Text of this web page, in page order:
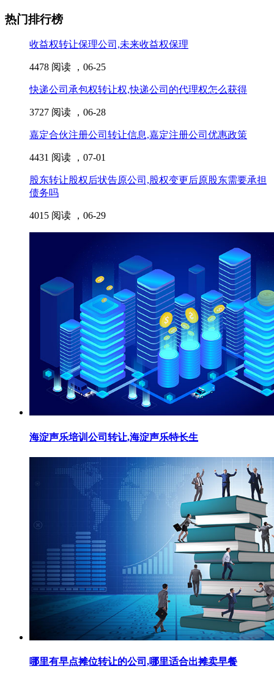
热门排行榜
收益权转让保理公司,未来收益权保理
4478 阅读 ， 06-25
快递公司承包权转让权,快递公司的代理权怎么获得
3727 阅读 ， 06-28
嘉定合伙注册公司转让信息,嘉定注册公司优惠政策
4431 阅读 ， 07-01
股东转让股权后状告原公司,股权变更后原股东需要承担
债务吗
4015 阅读 ， 06-29
海淀声乐培训公司转让,海淀声乐特长生
哪里有早点摊位转让的公司,哪里适合出摊卖早餐